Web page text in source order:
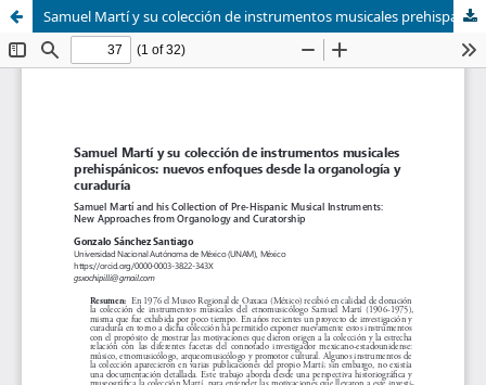
Samuel Martí y su colección de instrumentos musicales prehispánicos: nuevos enfoques desde la organología y curaduría